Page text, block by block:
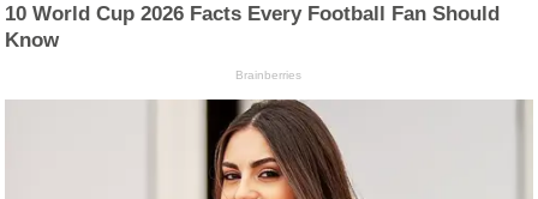
10 World Cup 2026 Facts Every Football Fan Should
Know
Brainberries